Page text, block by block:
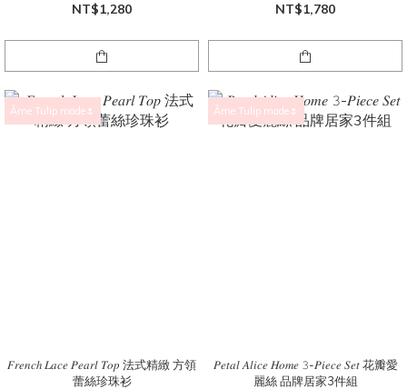
NT$1,280 NT$1,780
Âme Tulip made🌷
𝐹𝑟𝑒𝑛𝑐ℎ 𝐿𝑎𝑐𝑒 𝑃𝑒𝑎𝑟𝑙 𝑇𝑜𝑝 法式精緻 方領
蕾絲珍珠衫
Âme Tulip made🌷
𝑃𝑒𝑡𝑎𝑙 𝐴𝑙𝑖𝑐𝑒 𝐻𝑜𝑚𝑒 𝟹-𝑃𝑖𝑒𝑐𝑒 𝑆𝑒𝑡 花瓣愛
麗絲 品牌居家3件組